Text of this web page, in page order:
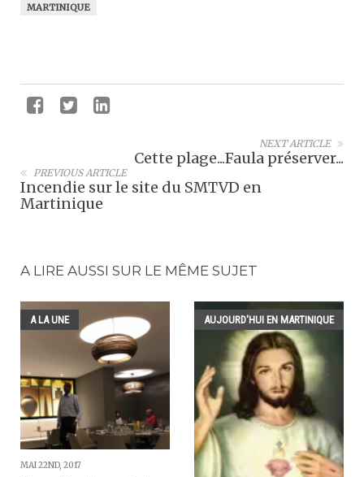
MARTINIQUE
NEXT ARTICLE
Cette plage...Faula préserver...
PREVIOUS ARTICLE
Incendie sur le site du SMTVD en
Martinique
A LIRE AUSSI SUR LE MÊME SUJET
A LA UNE
MAI 22ND, 2017
AUJOURD'HUI EN MARTINIQUE